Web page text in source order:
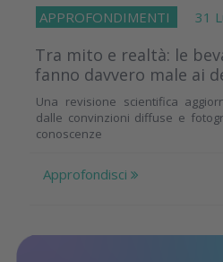
APPROFONDIMENTI 31
Tra mito e realtà: le
fanno davvero male ai
Una revisione scientifica
dalle convinzioni diffuse e
conoscenze
Approfondisci